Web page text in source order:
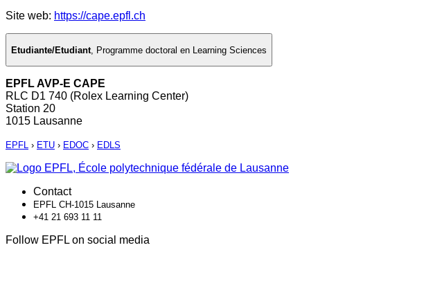
Site web: https://cape.epfl.ch
Etudiante/Etudiant Programme doctoral en Learning Sciences
EPFL AVP-E CAPE
RLC D1 740 (Rolex Learning Center)
Station 20
1015 Lausanne
EPFL › ETU › EDOC › EDLS
Contact
EPFL CH-1015 Lausanne
+41 21 693 11 11
Follow EPFL on social media